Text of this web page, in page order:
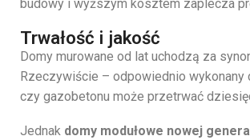
budowy i wyższym kosztem zaplecza
Trwałość i jakość
Domy murowane od lat uchodzą za
Rzeczywiście – odpowiednio wykonany
czy gazobetonu może przetrwać
Jednak domy modułowe nowej